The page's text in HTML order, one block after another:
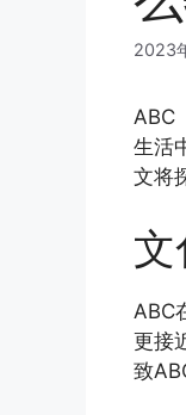
2023
ABC
生活
文将
文
ABC
更接
致